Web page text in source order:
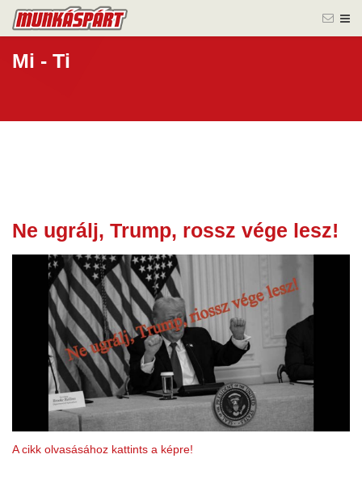
Mi - Ti
21 jan.
2026
Ne ugrálj, Trump, rossz vége lesz!
A cikk olvasásához kattints a képre!